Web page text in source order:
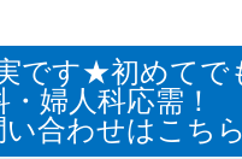
です★初めて
・婦人科応需！
合わせはこち